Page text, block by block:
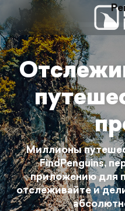
Миллионы
FindPenguins,
приложению для
отслеживайте и